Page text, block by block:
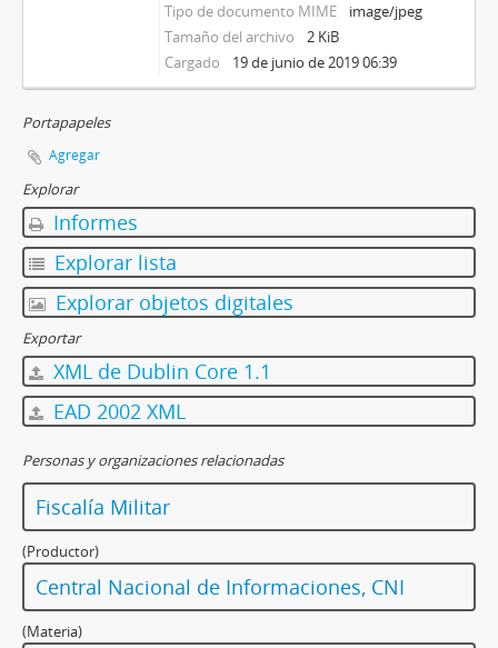
Tipo de documento MIME
image/jpeg
Tamaño del archivo
2 KiB
Cargado
19 de junio de 2019 06:39
Portapapeles
Agregar
Explorar
Informes
Explorar lista
Explorar objetos digitales
Exportar
XML de Dublin Core 1.1
EAD 2002 XML
Personas y organizaciones relacionadas
Fiscalía Militar
(Productor)
Central Nacional de Informaciones, CNI
(Materia)